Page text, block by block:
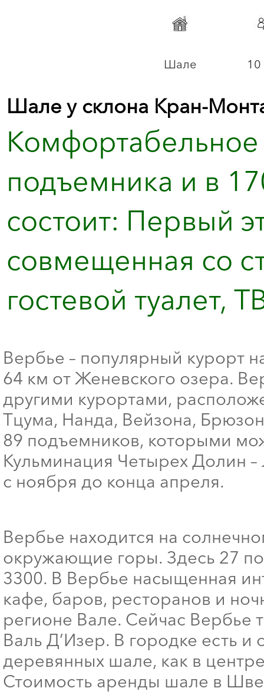
Шале 10
Шале у склона Кран-
подъемника и в
состоит: Первый
совмещенная со
гостевой туалет,
Вербье – популярный курорт
64 км от Женевского озера.
другими курортами,
Тцума, Нанда, Вейзона,
89 подъемников, которыми
Кульминация Четырех Долин
с ноября до конца апреля.
Вербье находится на
окружающие горы. Здесь 27
3300. В Вербье насыщенная
кафе, баров, ресторанов и
регионе Вале. Сейчас Вербье
Валь Д’Изер. В городке есть
деревянных шале, как в
Стоимость аренды шале в